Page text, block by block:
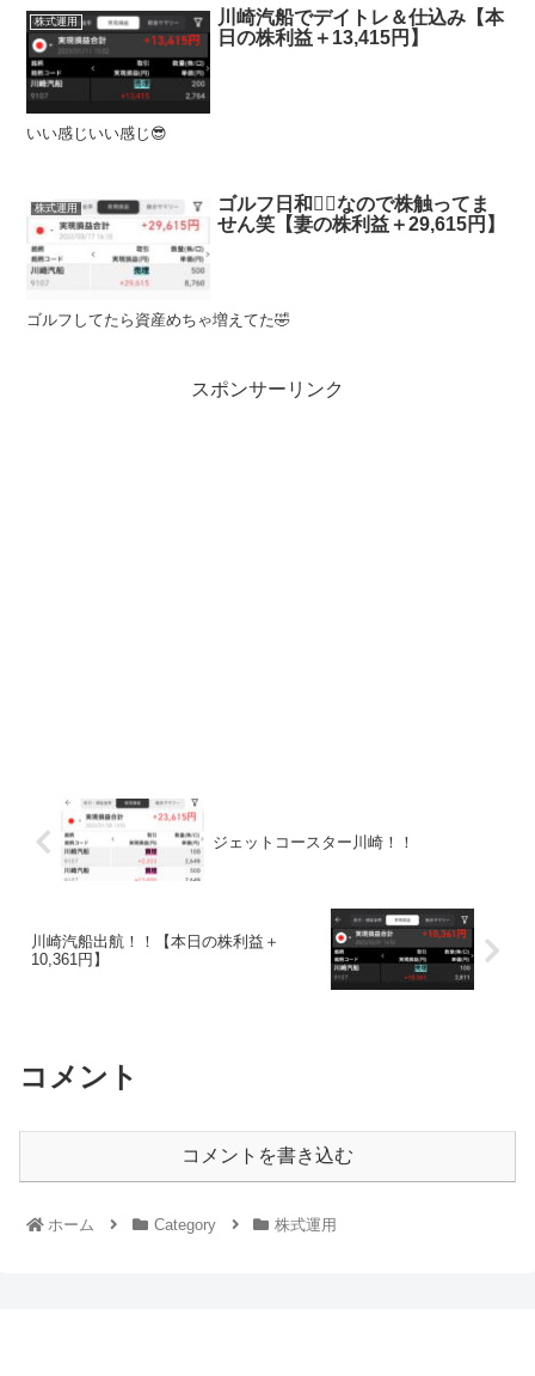
株式運用
川崎汽船でデイトレ＆仕込み【本
日の株利益＋13,415円】
いい感じいい感じ😎
株式運用
ゴルフ日和🏌️‍♂️なので株触ってま
せん笑【妻の株利益＋29,615円】
ゴルフしてたら資産めちゃ増えてた🤣
スポンサーリンク
ジェットコースター川崎！！
川崎汽船出航！！【本日の株利益＋
10,361円】
コメント
コメントを書き込む
ホーム Category 株式運用